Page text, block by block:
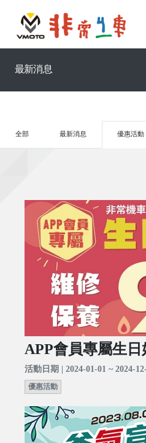
最新消息
全部 最新消息 優惠活動
APP會員專屬生日
活動日期 | 2024-01-01 ~ 2024-
優惠活動